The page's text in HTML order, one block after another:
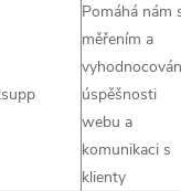
Pomáhá nám
měřením a
úspěšnosti
webu a
komunikaci s
klienty